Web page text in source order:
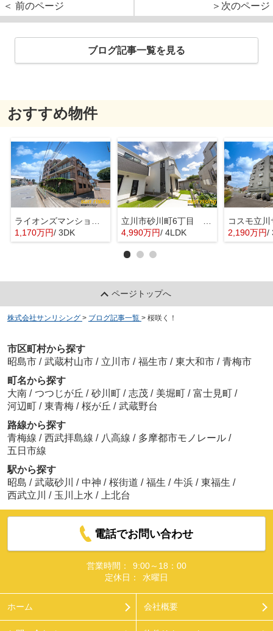
＜ 前のページ ＞次のページ
ブログ記事一覧を見る
おすすめ物件
1,170万円/ 3DK
4,990万円/ 4LDK 2,190万円/
ページトップへ
株式会社サンリシング > ブログ記事一覧 > 桜咲く！
市区町村から探す
昭島市 / 武蔵村山市 / 立川市 / 福生市 / 東大和市 / 青梅市
町名から探す
大南 / つつじが丘 / 砂川町 / 志茂 / 美堀町 / 富士見町 /
河辺町 / 東青梅 / 桜が丘 / 武蔵野台
路線から探す
青梅線 / 西武拝島線 / 八高線 / 多摩都市モノレール /
五日市線
駅から探す
昭島 / 武蔵砂川 / 中神 / 桜街道 / 福生 / 牛浜 / 東福生 /
西武立川 / 玉川上水 / 上北台
電話でお問い合わせ
営業時間：
9:00～18：00
定休日：
水曜日
ホーム 会社概要